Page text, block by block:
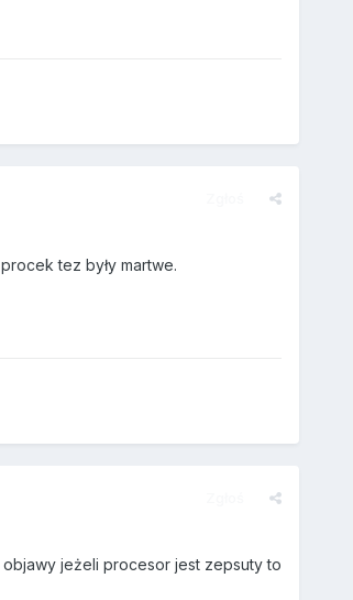
tez były martwe.
objawy jeżeli procesor jest zepsuty to